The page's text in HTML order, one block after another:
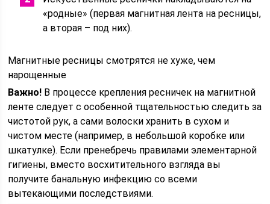
«родные» (первая магнитная лента на ресницы,
а вторая – под них).
Магнитные ресницы смотрятся не хуже, чем
нарощенные
Важно! В процессе крепления ресничек на магнитной
ленте следует с особенной тщательностью следить за
чистотой рук, а сами волоски хранить в сухом и
чистом месте (например, в небольшой коробке или
шкатулке). Если пренебречь правилами элементарной
гигиены, вместо восхитительного взгляда вы
получите банальную инфекцию со всеми
вытекающими последствиями.